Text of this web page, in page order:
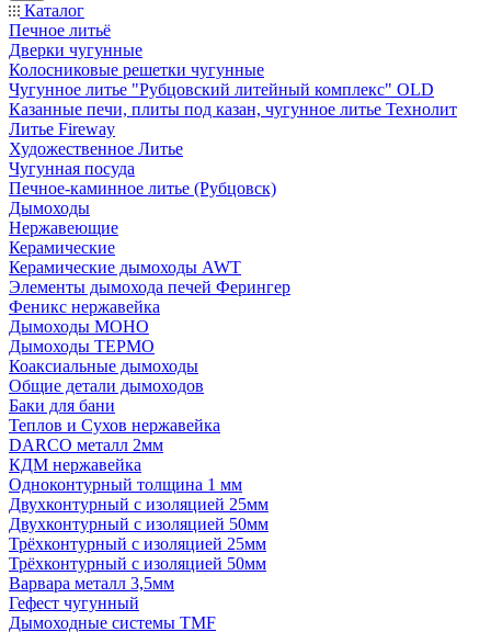
Каталог
Печное литьё
Дверки чугунные
Колосниковые решетки чугунные
Чугунное литье "Рубцовский литейный комплекс" OLD
Казанные печи, плиты под казан, чугунное литье Технолит
Литье Fireway
Художественное Литье
Чугунная посуда
Печное-каминное литье (Рубцовск)
Дымоходы
Нержавеющие
Керамические
Керамические дымоходы AWT
Элементы дымохода печей Ферингер
Феникс нержавейка
Дымоходы МОНО
Дымоходы ТЕРМО
Коаксиальные дымоходы
Общие детали дымоходов
Баки для бани
Теплов и Сухов нержавейка
DARCO металл 2мм
КДМ нержавейка
Одноконтурный толщина 1 мм
Двухконтурный с изоляцией 25мм
Двухконтурный с изоляцией 50мм
Трёхконтурный с изоляцией 25мм
Трёхконтурный с изоляцией 50мм
Варвара металл 3,5мм
Гефест чугунный
Дымоходные системы TMF